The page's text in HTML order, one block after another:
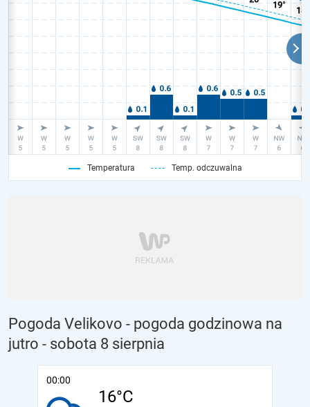
Temperatura Temp. odczuwalna
Pogoda Velikovo - pogoda godzinowa na
jutro - sobota 8 sierpnia
00:00
16°C